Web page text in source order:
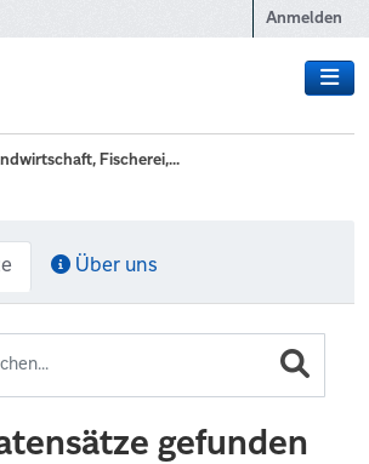
Anmelden
Fischerei,...
Über uns
gefunden